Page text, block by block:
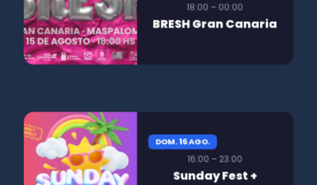
18:00 – 00:00
BRESH Gran Canaria
DOM. 16 AGO.
16:00 – 23:00
Sunday Fest +